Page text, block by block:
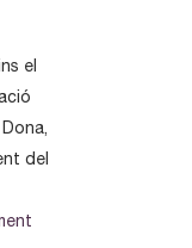
el
del